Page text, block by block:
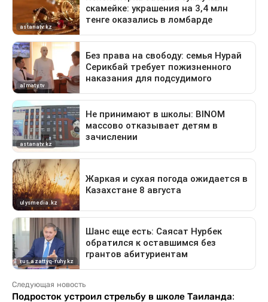
Следующая новость
Подросток устроил стрельбу в школе Таиланда: